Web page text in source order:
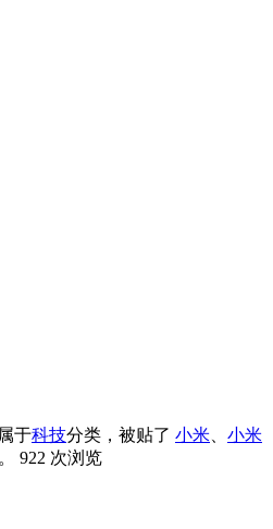
于科技分类，被贴了 小米、 小米
。 922 次浏览